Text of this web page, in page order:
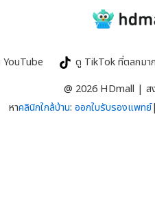
YouTube ดู TikTok ที่ตลกมาก
@ 2026 HDmall | ส
หาคลินิกใกล้บ้าน: ออกใบรับรองแพทย์|